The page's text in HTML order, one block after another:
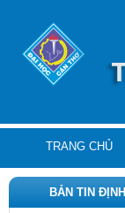
TRANG CHỦ
BẢN TIN